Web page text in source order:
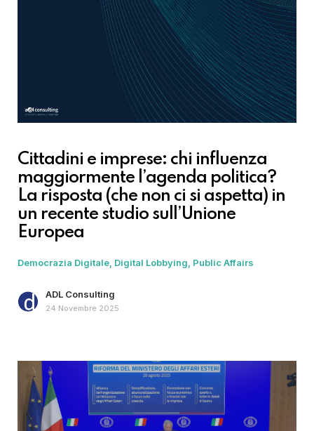
Cittadini e imprese: chi influenza
maggiormente l’agenda politica?
La risposta (che non ci si aspetta) in
un recente studio sull’Unione
Europea
Democrazia Digitale Digital Lobbying Public Affairs
ADL Consulting
24 Novembre 2025